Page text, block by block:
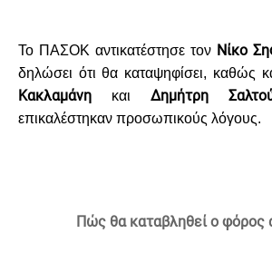
Το ΠΑΣΟΚ αντικατέστησε τον Νίκο
δηλώσει ότι θα καταψηφίσει, καθώς
Κακλαμάνη και Δημήτρη
επικαλέστηκαν προσωπικούς λόγους.
Πώς θα καταβληθεί ο φόρος